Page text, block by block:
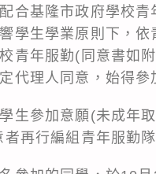
合基隆市政府學校青
學生學業原則下，依
青年服勤(同意書如附
代理人同意，始得參
生參加意願(未成年
再行編組青年服勤隊